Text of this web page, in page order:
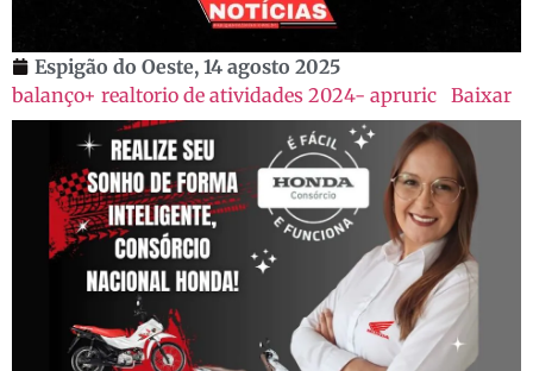
Espigão do Oeste, 14 agosto 2025
balanço+ realtorio de atividades 2024- apruric Baixar